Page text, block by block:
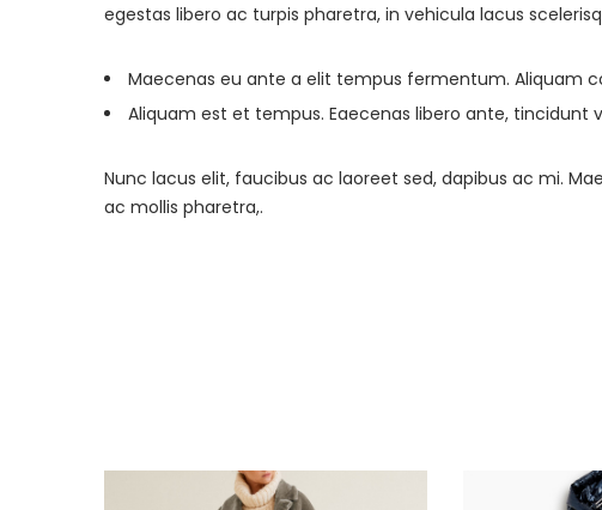
egestas libero ac turpis pharetra, in vehicula lacus
Maecenas eu ante a elit tempus fermentum. Aliquam
Aliquam est et tempus. Eaecenas libero ante, tincidunt
Nunc lacus elit, faucibus ac laoreet sed, dapibus ac mi.
ac mollis pharetra,.